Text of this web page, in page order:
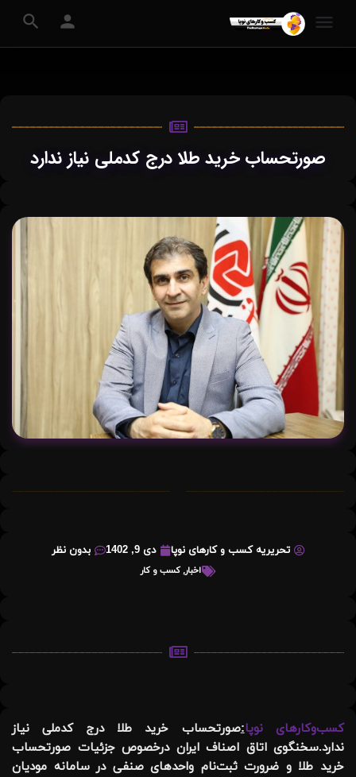
صورتحساب خرید طلا درج کدملی نیاز ندارد
تحریریه کسب و کارهای نوپا دی 9, 1402 بدون نظر
اخبار,کسب و کار
کسب‌وکارهای نوپا:صورتحساب خرید طلا درج کدملی نیاز
ندارد.سخنگوی اتاق اصناف ایران درخصوص جزئیات صورتحساب
خرید طلا و ضرورت ثبت‌نام واحد‌های صنفی در سامانه مودیان